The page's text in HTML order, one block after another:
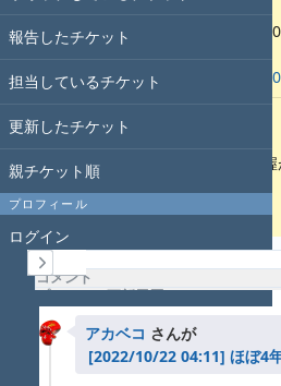
報告したチケット
担当しているチケット
更新したチケット
親チケット順
プロフィール
ログイン
説明
工作活動により、すでに人心掌
履歴
コメント
プロパティ更新履歴
アカベコ さんが
ほぼ4